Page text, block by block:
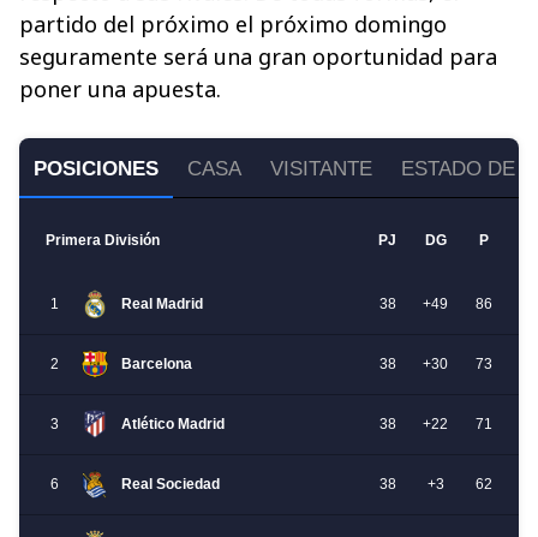
partido del próximo el próximo domingo
seguramente será una gran oportunidad para
poner una apuesta.